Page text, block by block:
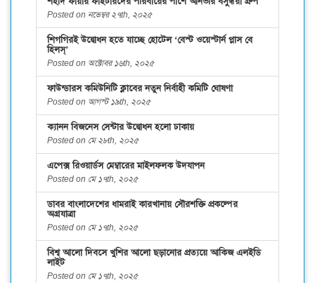
Posted on নভেম্বর ২৭th, ২০২৫
শিগগিরই উদ্বোধন হতে যাচ্ছে হোটেল ‘বেস্ট ওয়েস্টার্ন প্লাস বে
হিলস্’
Posted on অক্টোবর ১৬th, ২০২৫
ফাউন্ডারস কমিউনিটি ক্লাবের নতুন নির্বাহী কমিটি ঘোষণা
Posted on আগস্ট ১৯th, ২০২৫
ক্যানন বিজনেস সেন্টার উদ্বোধন হলো ঢাকায়
Posted on মে ২৮th, ২০২৫
এপেক্স রিওয়ার্ডস মেম্বারের মাইলফলক উদযাপন
Posted on মে ১৭th, ২০২৫
ডাবর বাংলাদেশের ধামরাই কারখানায় সৌরশক্তি প্রকল্পের
অগ্রযাত্রা
Posted on মে ১৭th, ২০২৫
বিশ্ব আলো দিবসে খুশির আলো ছড়ানোর প্রত্যয়ে আকিজ এলইডি
লাইট
Posted on মে ১৭th, ২০২৫